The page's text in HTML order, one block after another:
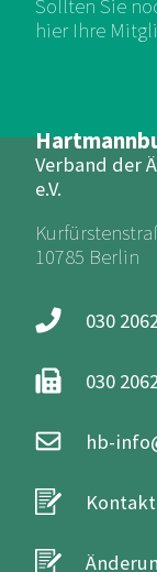
Verband der
e.V.
10785 Berlin
030
030
hb-
Sollten Sie
hier Ihre